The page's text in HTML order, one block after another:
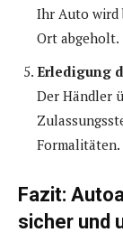
Ihr Auto wird
Ort abgeholt.
Erledigung
Der Händler
Formalitäten.
Fazit:
sicher und